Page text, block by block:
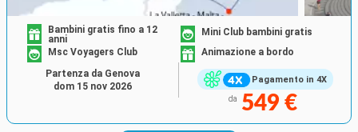
Pagamento in 4X
Bambini gratis fino a 12
anni
Mini Club bambini gratis
Msc Voyagers Club
Animazione a bordo
da 549 €
Partenza da Genova
dom 15 nov 2026